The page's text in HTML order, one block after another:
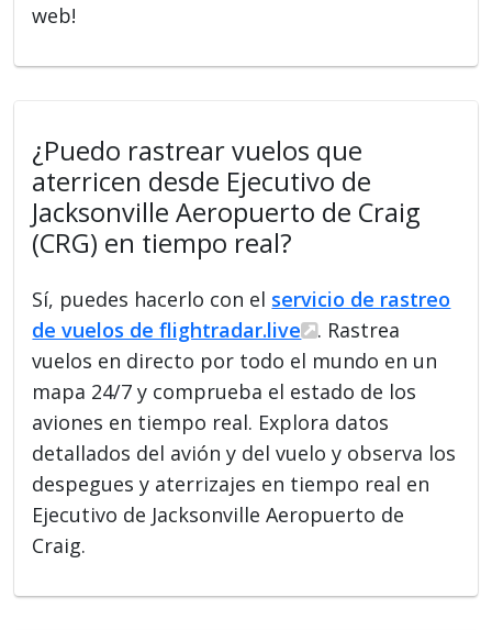
web!
¿Puedo rastrear vuelos que
aterricen desde Ejecutivo de
Jacksonville Aeropuerto de Craig
(CRG) en tiempo real?
Sí, puedes hacerlo con el servicio de rastreo
de vuelos de flightradar.live
. Rastrea
vuelos en directo por todo el mundo en un
mapa 24/7 y comprueba el estado de los
aviones en tiempo real. Explora datos
detallados del avión y del vuelo y observa los
despegues y aterrizajes en tiempo real en
Ejecutivo de Jacksonville Aeropuerto de
Craig.